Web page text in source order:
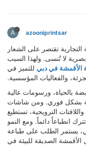
A azooniprintsar
تقتصر على الشعار
لا تُنسى. ولهذا السبب
الأقمشة في دبي للتميز في
والفعاليات المؤسسية.
بالحياة، ورسومات عالية
بشكل فوري. ومن شاشات
الترويجية، تستطيع
انطباعاً دائماً. ومع النمو
يستمر الطلب على طباعة
الصديقة للبيئة في